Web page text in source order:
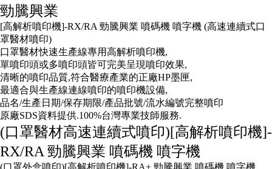
勁騰興業
[高解析噴印機]-RX/RA 勁騰興業 噴碼機 噴字機 (高速連續式口
罩醫材噴印)
口罩醫材快速生產線專用高解析噴印機,
單噴印頭或多噴印頭皆可完美呈現噴印效果,
清晰的噴印品質,符合醫療產業的正廠HP墨匣,
最適合與生產線連線噴印的噴印機設備,
品名/生產日期/保存期限/產品批號/流水編號完整噴印
原廠SDS資料提供.100%台灣專業技師服務.
(口罩醫材高速連續式噴印)[高解析噴印機]-
RX/RA 勁騰興業 噴碼機 噴字機
(口罩外盒噴印)[高解析噴印機]-RA+ 勁騰興業 噴碼機 噴字機